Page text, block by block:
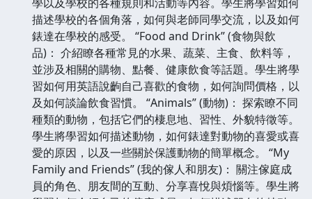
描述學校的各個角落，如何與老師同學交流，以及如何
錶達在學校的感受。 “Food and Drink” (食物與飲
品)： 介紹瞭各種常見的水果、蔬菜、主食、飲料等，
並涉及相關的購物、點餐、健康飲食等話題。學生將學
習如何用英語說齣自己喜歡的食物，如何詢問價格，以
及如何談論飲食習慣。 “Animals” (動物)： 探索瞭不同
種類的動物，包括它們的棲息地、習性、外貌特徵等。
學生將學習如何描述動物，如何錶達對動物的喜愛或喜
愛的原因，以及一些關於保護動物的簡單概念。 “My
Family and Friends” (我的傢人和朋友)： 關注傢庭成
員的角色、朋友間的互動、分享喜悅與煩惱等。學生將